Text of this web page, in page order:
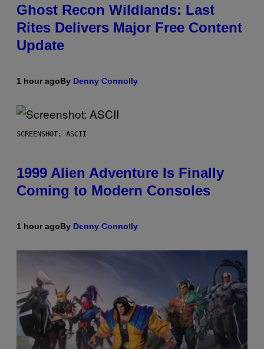
Ghost Recon Wildlands: Last
Rites Delivers Major Free Content
Update
1 hour agoBy Denny Connolly
SCREENSHOT: ASCII
1999 Alien Adventure Is Finally
Coming to Modern Consoles
1 hour agoBy Denny Connolly